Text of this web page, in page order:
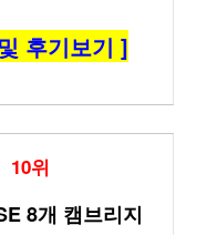
후기보기 ]
10위
8개 캠브리지